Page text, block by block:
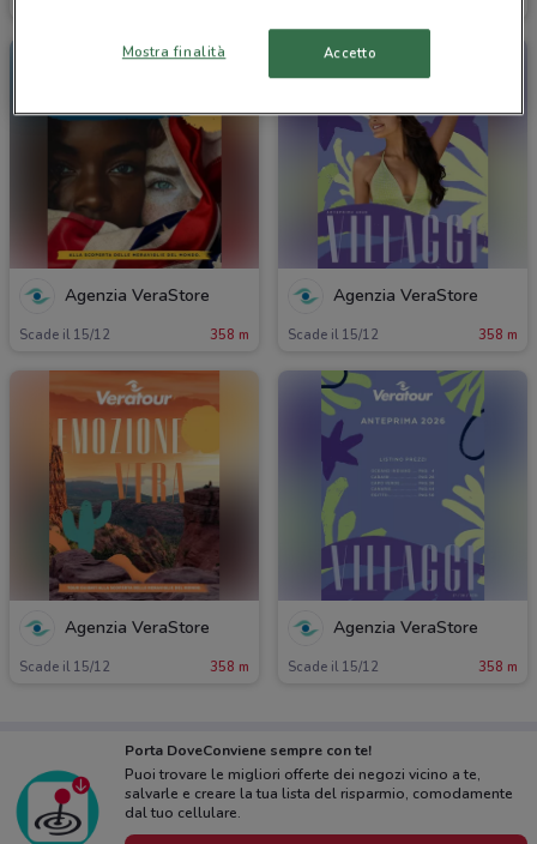
Agenzia VeraStore
Scade il 15/12 358 m
Agenzia VeraStore
Scade il 15/12 358 m
Agenzia VeraStore
Scade il 15/12 358 m
Agenzia VeraStore
Scade il 15/12 358 m
Porta DoveConviene sempre con te!
Puoi trovare le migliori offerte dei negozi vicino a te,
salvarle e creare la tua lista del risparmio, comodamente
dal tuo cellulare.
Mostra finalità Accetto